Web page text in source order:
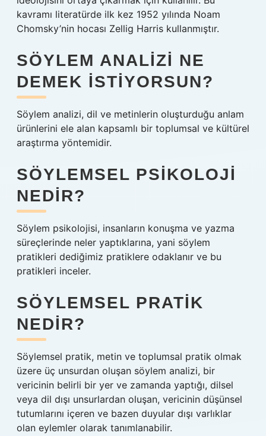
kavramı literatürde ilk kez 1952 yılında Noam
Chomsky’nin hocası Zellig Harris kullanmıştır.
SÖYLEM ANALIZI NE
DEMEK ISTIYORSUN?
Söylem analizi, dil ve metinlerin oluşturduğu anlam
ürünlerini ele alan kapsamlı bir toplumsal ve kültürel
araştırma yöntemidir.
SÖYLEMSEL PSIKOLOJI
NEDIR?
Söylem psikolojisi, insanların konuşma ve yazma
süreçlerinde neler yaptıklarına, yani söylem
pratikleri dediğimiz pratiklere odaklanır ve bu
pratikleri inceler.
SÖYLEMSEL PRATIK
NEDIR?
Söylemsel pratik, metin ve toplumsal pratik olmak
üzere üç unsurdan oluşan söylem analizi, bir
vericinin belirli bir yer ve zamanda yaptığı, dilsel
veya dil dışı unsurlardan oluşan, vericinin düşünsel
tutumlarını içeren ve bazen duyular dışı varlıklar
olan eylemler olarak tanımlanabilir.